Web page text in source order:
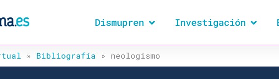
Dismupren Investigación
» Bibliografía » neologismo